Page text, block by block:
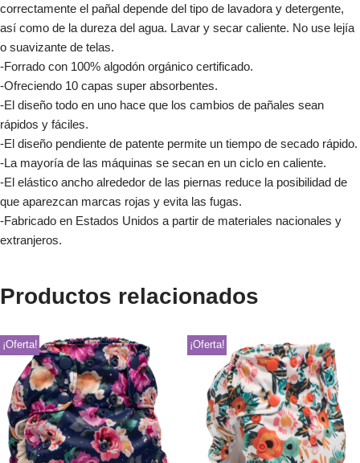
correctamente el pañal depende del tipo de lavadora y detergente,
así como de la dureza del agua. Lavar y secar caliente. No use lejía
o suavizante de telas.
-Forrado con 100% algodón orgánico certificado.
-Ofreciendo 10 capas super absorbentes.
-El diseño todo en uno hace que los cambios de pañales sean
rápidos y fáciles.
-El diseño pendiente de patente permite un tiempo de secado rápido.
-La mayoría de las máquinas se secan en un ciclo en caliente.
-El elástico ancho alrededor de las piernas reduce la posibilidad de
que aparezcan marcas rojas y evita las fugas.
-Fabricado en Estados Unidos a partir de materiales nacionales y
extranjeros.
Productos relacionados
¡Oferta! ¡Oferta!